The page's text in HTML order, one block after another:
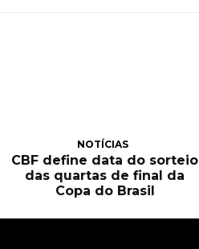
NOTÍCIAS
CBF define data do sorteio
das quartas de final da
Copa do Brasil